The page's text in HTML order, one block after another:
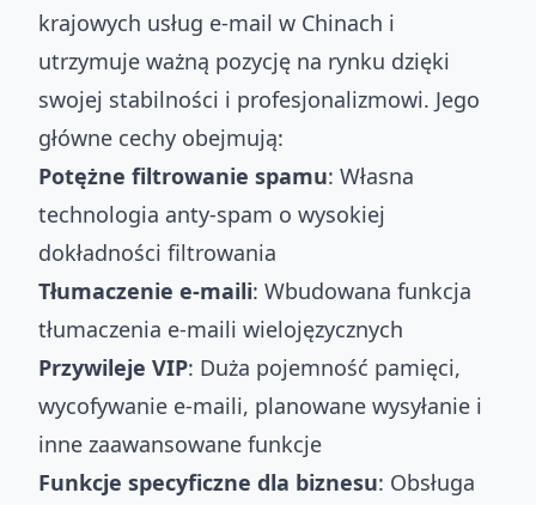
krajowych usług e-mail w Chinach i
utrzymuje ważną pozycję na rynku dzięki
swojej stabilności i profesjonalizmowi. Jego
główne cechy obejmują:
Potężne filtrowanie spamu: Własna
technologia anty-spam o wysokiej
dokładności filtrowania
Tłumaczenie e-maili: Wbudowana funkcja
tłumaczenia e-maili wielojęzycznych
Przywileje VIP: Duża pojemność pamięci,
wycofywanie e-maili, planowane wysyłanie i
inne zaawansowane funkcje
Funkcje specyficzne dla biznesu: Obsługa